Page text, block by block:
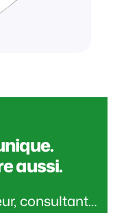
aussi.
consultant…